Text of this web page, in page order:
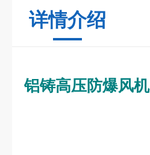
详情介绍
铝铸高压防爆风机